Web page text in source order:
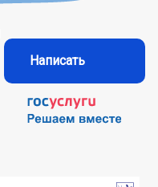
Написать